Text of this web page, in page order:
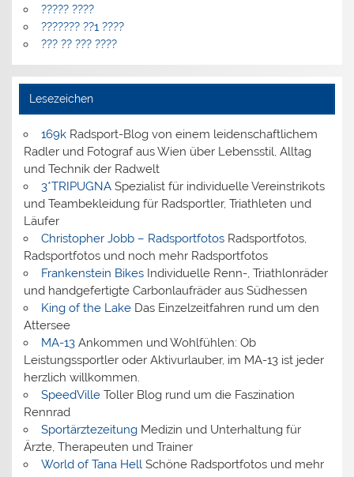
????? ????
??????? ??1 ????
??? ?? ??? ????
Lesezeichen
169kRadsport-Blog von einem leidenschaftlichem
Radler und Fotograf aus Wien über Lebensstil, Alltag
und Technik der Radwelt
3*TRIPUGNASpezialist für individuelle Vereinstrikots
und Teambekleidung für Radsportler, Triathleten und
Läufer
Christopher Jobb – RadsportfotosRadsportfotos,
Radsportfotos und noch mehr Radsportfotos
Frankenstein BikesIndividuelle Renn-, Triathlonräder
und handgefertigte Carbonlaufräder aus Südhessen
King of the LakeDas Einzelzeitfahren rund um den
Attersee
MA-13Ankommen und Wohlfühlen: Ob
Leistungssportler oder Aktivurlauber, im MA-13 ist jeder
herzlich willkommen.
SpeedVilleToller Blog rund um die Faszination
Rennrad
SportärztezeitungMedizin und Unterhaltung für
Ärzte, Therapeuten und Trainer
World of Tana HellSchöne Radsportfotos und mehr